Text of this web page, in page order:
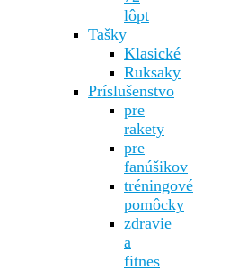
lôpt
Tašky
Klasické
Ruksaky
Príslušenstvo
pre
rakety
pre
fanúšikov
tréningové
pomôcky
zdravie
a
fitnes